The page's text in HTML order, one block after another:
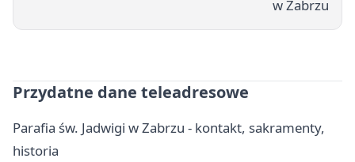
w Zabrzu
Przydatne dane teleadresowe
Parafia św. Jadwigi w Zabrzu - kontakt, sakramenty,
historia